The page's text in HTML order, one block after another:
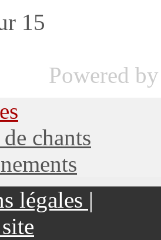
15
Powered
chants
légales |